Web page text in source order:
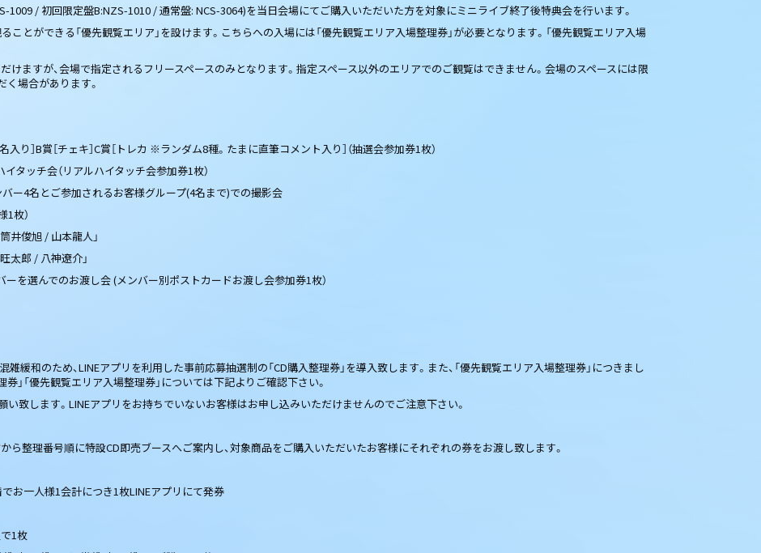
1009 / 初回限定盤B:NZS-1010 / 通常盤: NCS-3064)を当日会場にてご購入いただいた方を対象にミニライブ終了後特典会を行います。
とができる「優先観覧エリア」を設けます。こちらへの入場には「優先観覧エリア入場整理券」が必要となります。「優先観覧エリア入場
ますが、会場で指定されるフリースペースのみとなります。指定スペース以外のエリアでのご観覧はできません。会場のスペースには限
く場合があります。
り］B賞［チェキ］C賞［トレカ ※ランダム8種。たまに直筆コメント入り］（抽選会参加券1枚）
タッチ会（リアルハイタッチ会参加券1枚）
ー4名とご参加されるお客様グループ(4名まで)での撮影会
枚）
井俊旭 / 山本龍人」
太郎 / 八神遼介」
を選んでのお渡し会 (メンバー別ポストカードお渡し会参加券1枚）
緩和のため、LINEアプリを利用した事前応募抽選制の「CD購入整理券」を導入致します。また、「優先観覧エリア入場整理券」につきまし
」「優先観覧エリア入場整理券」については下記よりご確認下さい。
致します。LINEアプリをお持ちでいないお客様はお申し込みいただけませんのでご注意下さい。
から整理番号順に特設CD即売ブースへご案内し、対象商品をご購入いただいたお客様にそれぞれの券をお渡し致します。
お一人様1会計につき1枚LINEアプリにて発券
1枚